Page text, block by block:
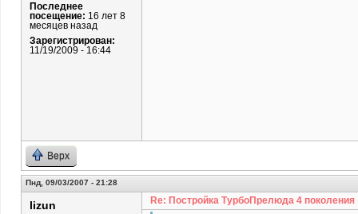
Последнее
посещение: 16 лет 8
месяцев назад
Зарегистрирован:
11/19/2009 - 16:44
Верх
Пнд, 09/03/2007 - 21:28
lizun Re: Постройка ТурбоПрелюда 4 поколения